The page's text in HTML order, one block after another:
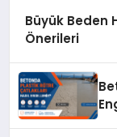
Büyük Beden
Önerileri